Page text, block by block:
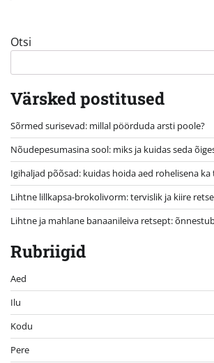
Otsi
Värsked postitused
Sõrmed surisevad: millal pöörduda arsti poole?
Nõudepesumasina sool: miks ja kuidas seda
Igihaljad põõsad: kuidas hoida aed rohelisena ka
Lihtne lillkapsa-brokolivorm: tervislik ja kiire
Lihtne ja mahlane banaanileiva retsept:
Rubriigid
Aed
Ilu
Kodu
Pere